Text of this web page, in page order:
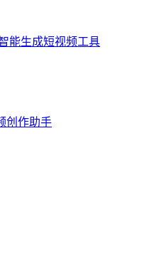
能生成短视频工具
创作助手